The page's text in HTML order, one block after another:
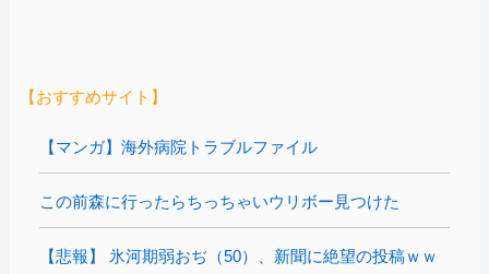
【おすすめサイト】
【マンガ】海外病院トラブルファイル
この前森に行ったらちっちゃいウリボー見つけた
【悲報】 氷河期弱おぢ（50）、新聞に絶望の投稿ｗｗ